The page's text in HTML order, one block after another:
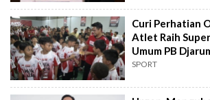
Curi Perhatian
Atlet Raih
Umum PB
Makassar
SPORT